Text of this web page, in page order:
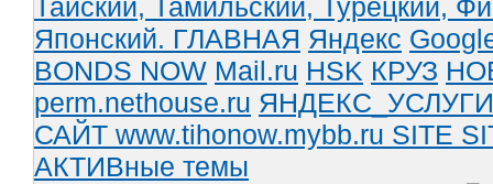
Тайский, Тамильский, Турецкий,
Японский. ГЛАВНАЯ Яндекс
BONDS NOW Mail.ru HSK КРУЗ
perm.nethouse.ru ЯНДЕКС_УСЛУГИ
САЙТ www.tihonow.mybb.ru SITE
АКТИВные темы